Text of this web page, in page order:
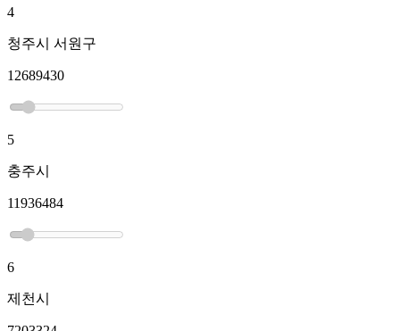
4
청주시 서원구
12689430
5
충주시
11936484
6
제천시